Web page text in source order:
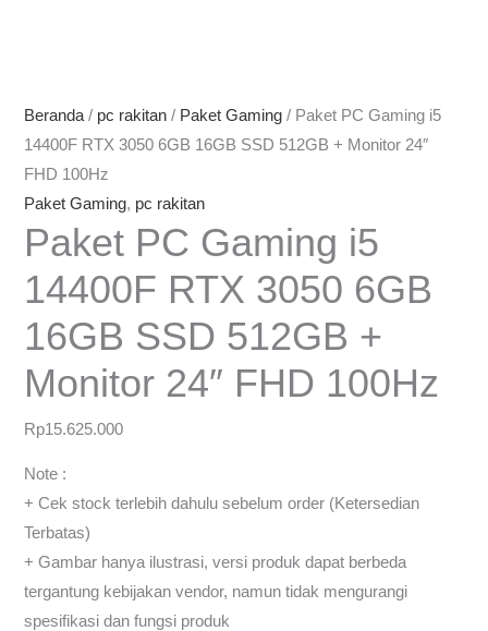
Beranda/ pc rakitan / Paket Gaming / Paket PC Gaming i5
14400F RTX 3050 6GB 16GB SSD 512GB + Monitor 24″
FHD 100Hz
Paket Gaming, pc rakitan
Paket PC Gaming i5
14400F RTX 3050 6GB
16GB SSD 512GB +
Monitor 24″ FHD 100Hz
Rp15.625.000
Note :
+ Cek stock terlebih dahulu sebelum order (Ketersedian
Terbatas)
+ Gambar hanya ilustrasi, versi produk dapat berbeda
tergantung kebijakan vendor, namun tidak mengurangi
spesifikasi dan fungsi produk